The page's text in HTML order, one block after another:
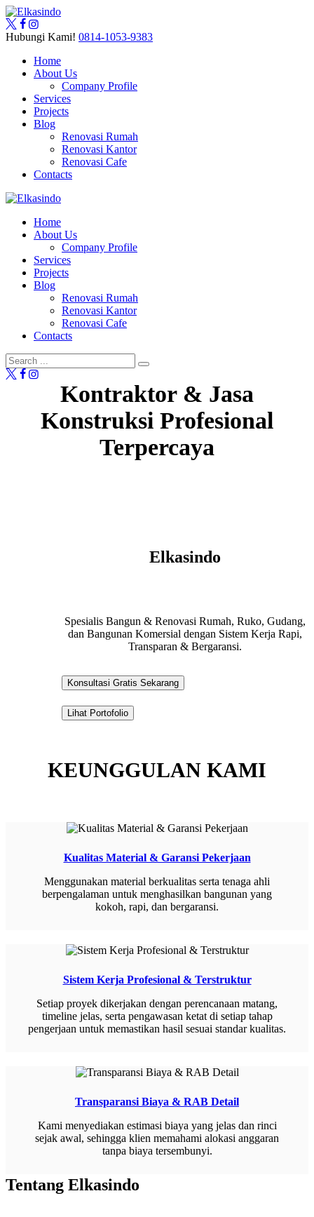
Hubungi Kami! 0814-1053-9383
Home
About Us
Company Profile
Services
Projects
Blog
Renovasi Rumah
Renovasi Kantor
Renovasi Cafe
Contacts
Home
About Us
Company Profile
Services
Projects
Blog
Renovasi Rumah
Renovasi Kantor
Renovasi Cafe
Contacts
Kontraktor & Jasa
Konstruksi Profesional
Terpercaya
Elkasindo
Spesialis Bangun & Renovasi Rumah, Ruko, Gudang,
dan Bangunan Komersial dengan Sistem Kerja Rapi,
Transparan & Bergaransi.
Konsultasi Gratis Sekarang
Lihat Portofolio
KEUNGGULAN KAMI
Kualitas Material & Garansi Pekerjaan
Menggunakan material berkualitas serta tenaga ahli
berpengalaman untuk menghasilkan bangunan yang
kokoh, rapi, dan bergaransi.
Sistem Kerja Profesional & Terstruktur
Setiap proyek dikerjakan dengan perencanaan matang,
timeline jelas, serta pengawasan ketat di setiap tahap
pengerjaan untuk memastikan hasil sesuai standar kualitas.
Transparansi Biaya & RAB Detail
Kami menyediakan estimasi biaya yang jelas dan rinci
sejak awal, sehingga klien memahami alokasi anggaran
tanpa biaya tersembunyi.
Tentang Elkasindo